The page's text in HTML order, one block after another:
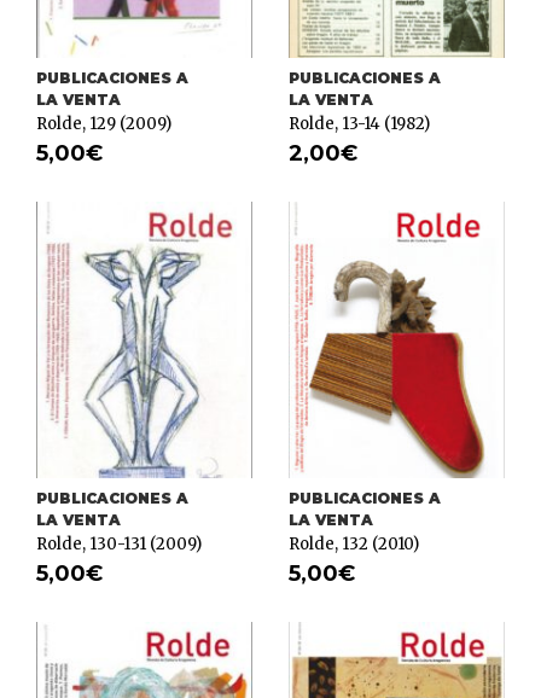
PUBLICACIONES A
LA VENTA
Rolde, 129 (2009)
5,00€
PUBLICACIONES A
LA VENTA
Rolde, 13-14 (1982)
2,00€
PUBLICACIONES A
LA VENTA
Rolde, 130-131 (2009)
5,00€
PUBLICACIONES A
LA VENTA
Rolde, 132 (2010)
5,00€